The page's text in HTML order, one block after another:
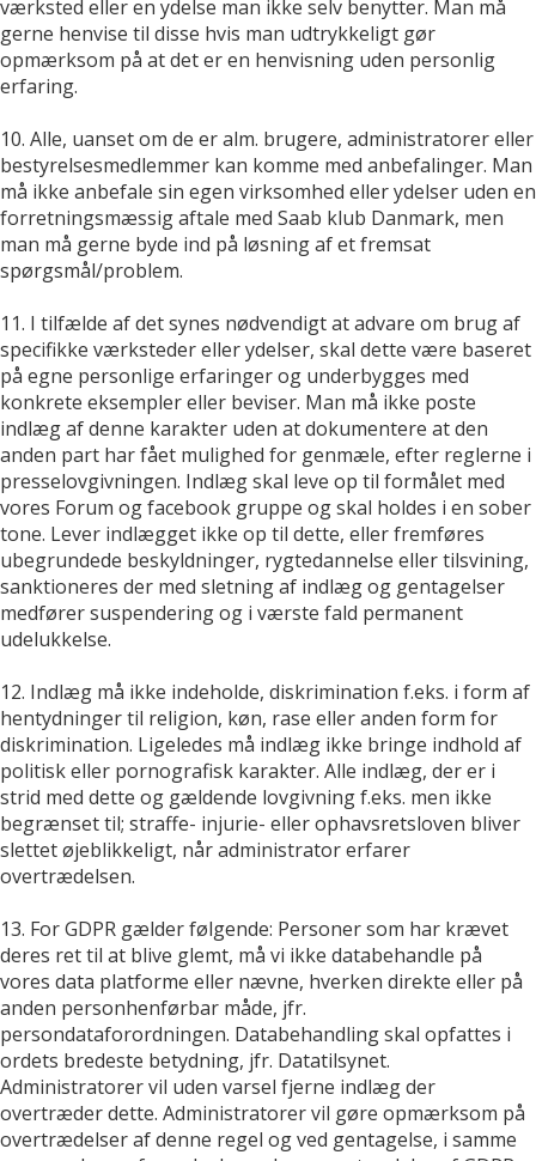
værksted eller en ydelse man ikke selv benytter. Man må
gerne henvise til disse hvis man udtrykkeligt gør
opmærksom på at det er en henvisning uden personlig
erfaring.
10. Alle, uanset om de er alm. brugere, administratorer eller
bestyrelsesmedlemmer kan komme med anbefalinger. Man
må ikke anbefale sin egen virksomhed eller ydelser uden en
forretningsmæssig aftale med Saab klub Danmark, men
man må gerne byde ind på løsning af et fremsat
spørgsmål/problem.
11. I tilfælde af det synes nødvendigt at advare om brug af
specifikke værksteder eller ydelser, skal dette være baseret
på egne personlige erfaringer og underbygges med
konkrete eksempler eller beviser. Man må ikke poste
indlæg af denne karakter uden at dokumentere at den
anden part har fået mulighed for genmæle, efter reglerne i
presselovgivningen. Indlæg skal leve op til formålet med
vores Forum og facebook gruppe og skal holdes i en sober
tone. Lever indlægget ikke op til dette, eller fremføres
ubegrundede beskyldninger, rygtedannelse eller tilsvining,
sanktioneres der med sletning af indlæg og gentagelser
medfører suspendering og i værste fald permanent
udelukkelse.
12. Indlæg må ikke indeholde, diskrimination f.eks. i form af
hentydninger til religion, køn, rase eller anden form for
diskrimination. Ligeledes må indlæg ikke bringe indhold af
politisk eller pornografisk karakter. Alle indlæg, der er i
strid med dette og gældende lovgivning f.eks. men ikke
begrænset til; straffe- injurie- eller ophavsretsloven bliver
slettet øjeblikkeligt, når administrator erfarer
overtrædelsen.
13. For GDPR gælder følgende: Personer som har krævet
deres ret til at blive glemt, må vi ikke databehandle på
vores data platforme eller nævne, hverken direkte eller på
anden personhenførbar måde, jfr.
persondataforordningen. Databehandling skal opfattes i
ordets bredeste betydning, jfr. Datatilsynet.
Administratorer vil uden varsel fjerne indlæg der
overtræder dette. Administratorer vil gøre opmærksom på
overtrædelser af denne regel og ved gentagelse, i samme